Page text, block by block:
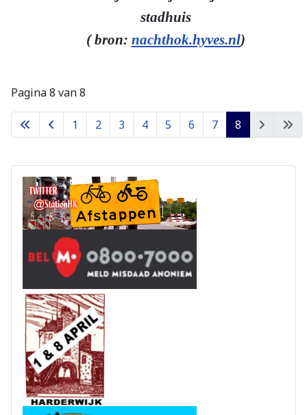
stadhuis
( bron: nachthok.hyves.nl)
Pagina 8 van 8
1 2 3 4 5 6 7 8